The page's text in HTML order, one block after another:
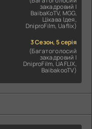
закадровий |
BaibaKoTV, MGG,
Цікава Ідея,
DniproFilm, Uaflix)
3 Сезон, 5 серія
(Багатоголосий
закадровий |
DniproFilm, UAFLIX,
BaibakooTV)